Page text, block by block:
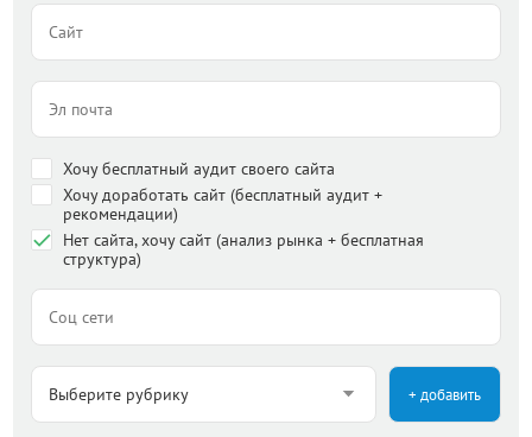
Хочу бесплатный аудит своего сайта
Хочу доработать сайт (бесплатный аудит +
рекомендации)
Нет сайта, хочу сайт (анализ рынка + бесплатная
структура)
+ добавить